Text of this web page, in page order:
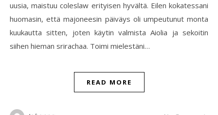
uusia, maistuu coleslaw erityisen hyvältä. Eilen kokatessani
huomasin, että majoneesin päiväys oli umpeutunut monta
kuukautta sitten, joten käytin valmista Aiolia ja sekoitin
siihen hieman srirachaa. Toimi mielestäni…
READ MORE